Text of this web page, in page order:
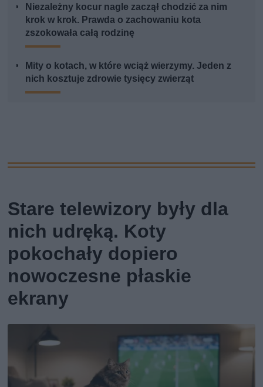
Niezależny kocur nagle zaczął chodzić za nim
krok w krok. Prawda o zachowaniu kota
zszokowała całą rodzinę
Mity o kotach, w które wciąż wierzymy. Jeden z
nich kosztuje zdrowie tysięcy zwierząt
Stare telewizory były dla
nich udręką. Koty
pokochały dopiero
nowoczesne płaskie
ekrany